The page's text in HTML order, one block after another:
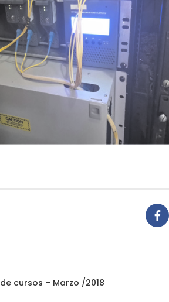
cursos – Marzo /2018